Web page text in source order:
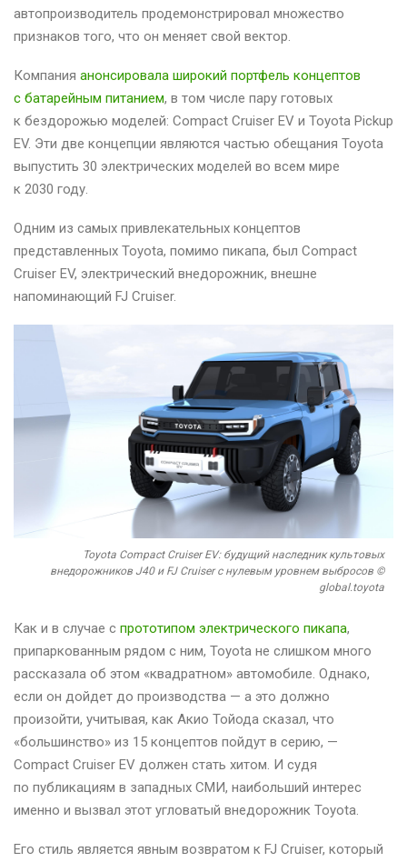
автопроизводитель продемонстрировал множество
признаков того, что он меняет свой вектор.
Компания анонсировала широкий портфель концептов
с батарейным питанием, в том числе пару готовых
к бездорожью моделей: Compact Cruiser EV и Toyota Pickup
EV. Эти две концепции являются частью обещания Toyota
выпустить 30 электрических моделей во всем мире
к 2030 году.
Одним из самых привлекательных концептов
представленных Toyota, помимо пикапа, был Compact
Cruiser EV, электрический внедорожник, внешне
напоминающий FJ Cruiser.
Toyota Compact Cruiser EV: будущий наследник культовых
внедорожников J40 и FJ Cruiser с нулевым уровнем выбросов ©
global.toyota
Как и в случае с прототипом электрического пикапа,
припаркованным рядом с ним, Toyota не слишком много
рассказала об этом «квадратном» автомобиле. Однако,
если он дойдет до производства — а это должно
произойти, учитывая, как Акио Тойода сказал, что
«большинство» из 15 концептов пойдут в серию, —
Compact Cruiser EV должен стать хитом. И судя
по публикациям в западных СМИ, наибольший интерес
именно и вызвал этот угловатый внедорожник Toyota.
Его стиль является явным возвратом к FJ Cruiser, который